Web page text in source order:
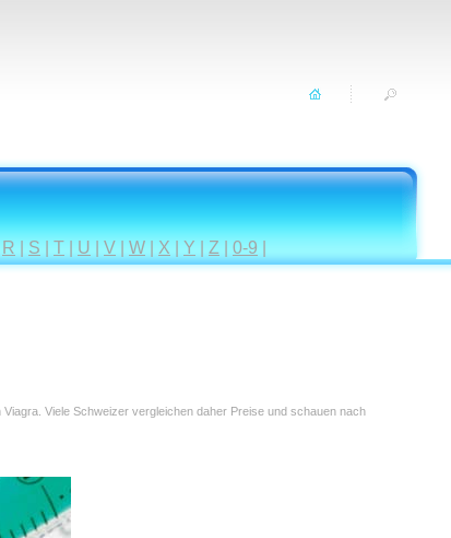
R S T U V W X Y Z 0-9
Viele Schweizer vergleichen daher Preise und schauen nach